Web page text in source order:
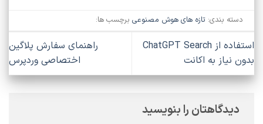
دسته بندی:تازه های هوش مصنوعی برچسب ها:
استفاده از ChatGPT Search
بدون نیاز به اکانت
راهنمای سفارش پلاگین
اختصاصی وردپرس
دیدگاهتان را بنویسید